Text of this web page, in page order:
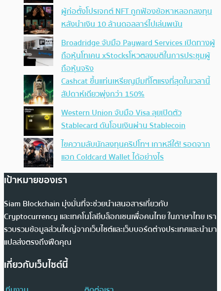
ผู้ก่อตั้งโปรเจกต์ NFT ถูกฟ้องข้อหาหลอกลงทุน
หลังนำเงิน 10 ล้านดอลลาร์ไปเล่นพนัน
Broadridge จับมือ Payward Services เปิดทางผู้
ถือหุ้นโทเคน xStocksโหวตลงมติในการประชุมผู้
ถือหุ้นจริง
Cashcat ขึ้นแท่นเหรียญมีมที่โตแรงที่สุดในเวลานี้
สัปดาห์เดียวพุ่งกว่า 150%
Western Union จับมือ Visa ลุยเปิดตัว
Stablecard ดันโอนเงินผ่าน Stablecoin
ไขความลับนักลงทุนคริปโทฯ เกาหลีใต้! รอดจาก
แฮก Coldcard Wallet ได้อย่างไร
เป้าหมายของเรา
Siam Blockchain มุ่งมั่นที่จะช่วยนำเสนอสารเกี่ยวกับ
Cryptocurrency และเทคโนโลยีบล็อกเชนเพื่อคนไทย ในภาษาไทย เรา
รวบรวมข้อมูลส่วนใหญ่จากเว็บไซต์และเว็บบอร์ดต่างประเทศและนำมา
แปลส่งตรงถึงฟีดคุณ
เกี่ยวกับเว็บไซต์นี้